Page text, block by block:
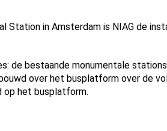
in Amsterdam is NIAG de
de bestaande monumentale
over het busplatform over de
op het busplatform.